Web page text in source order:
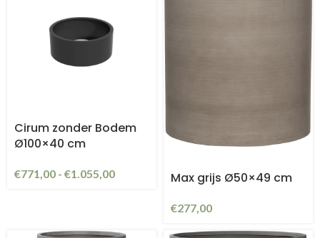
Cirum zonder Bodem
Ø100×40 cm
€771,00 - €1.055,00 Max grijs Ø50×49 cm
€277,00